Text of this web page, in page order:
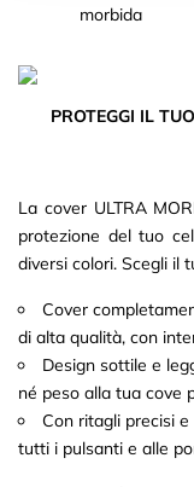
morbida
PROTEGGI IL
La cover ULTRA
protezione del tuo
diversi colori. Scegli il
Cover
di alta qualità, con
Design sottile e
né peso alla tua cove
Con ritagli precisi
tutti i pulsanti e alle